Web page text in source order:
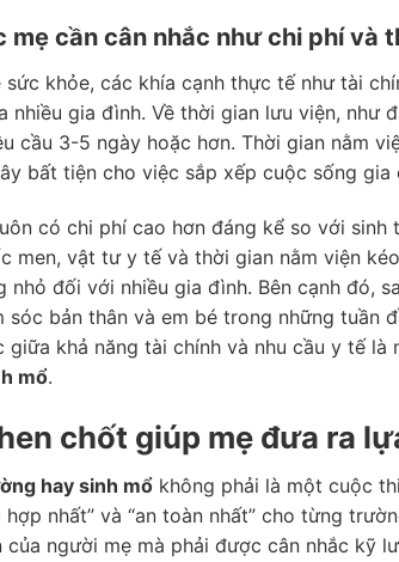
mẹ cần cân nhắc như chi phí và
khỏe, các khía cạnh thực tế như tài
nhiều gia đình. Về thời gian lưu viện, như
cầu 3-5 ngày hoặc hơn. Thời gian nằm
bất tiện cho việc sắp xếp cuộc sống
có chi phí cao hơn đáng kể so với
men, vật tư y tế và thời gian nằm viện
nhỏ đối với nhiều gia đình. Bên cạnh đó,
sóc bản thân và em bé trong những tuần
giữa khả năng tài chính và nhu cầu y tế
mổ.
chốt giúp mẹ đưa ra
hay sinh mổ không phải là một cuộc
hợp nhất” và “an toàn nhất” cho từng
của người mẹ mà phải được cân nhắc kỹ